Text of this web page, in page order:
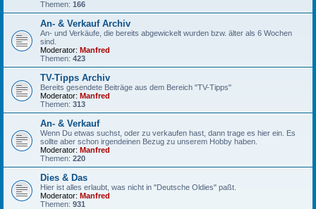
Themen: 166
An- & Verkauf Archiv
An- und Verkäufe, die bereits abgewickelt wurden bzw. älter als 6 Wochen
sind.
Moderator: Manfred
Themen: 423
TV-Tipps Archiv
Bereits gesendete Beiträge aus dem Bereich "TV-Tipps"
Moderator: Manfred
Themen: 313
An- & Verkauf
Wenn Du etwas suchst, oder zu verkaufen hast, dann trage es hier ein. Es
sollte aber schon irgendeinen Bezug zu unserem Hobby haben.
Moderator: Manfred
Themen: 220
Dies & Das
Hier ist alles erlaubt, was nicht in "Deutsche Oldies" paßt.
Moderator: Manfred
Themen: 931